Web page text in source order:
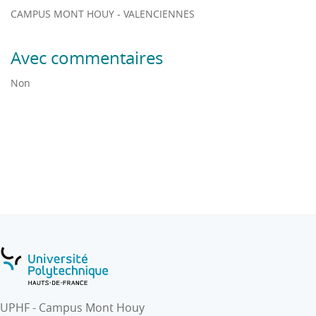
- Utiliser des outils de programmation évolués.
CAMPUS MONT HOUY - VALENCIENNES
Avec commentaires
Non
UPHF - Campus Mont Houy